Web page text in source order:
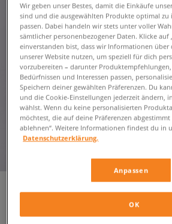
HAVAIANAS SLIM FLATFORM
Wir geben unser Bestes, damit die Einkäufe
sind und die ausgewählten Produkte optimal zu
passen. Dabei handeln wir stets unter voller
sämtlicher personenbezogener Daten. Klicke auf
einverstanden bist, dass wir Informationen über
unserer Website nutzen, um speziell für dich
vorzubereiten – darunter
Bedürfnissen und Interessen passen,
Speichern deiner gewählten Präferenzen. Du
und die Cookie-Einstellungen jederzeit ändern,
wählst. Wenn du keine personalisierten
möchtest, die auf deine Präferenzen abgestimmt
ablehnen“. Weitere Informationen findest du in
Datenschutzerklärung.
Anpassen
OK